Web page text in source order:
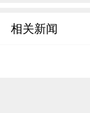
相关新闻